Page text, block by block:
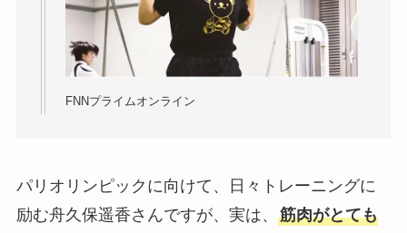
FNNプライムオンライン
パリオリンピックに向けて、日々トレーニングに
励む舟久保遥香さんですが、実は、 筋肉がとても